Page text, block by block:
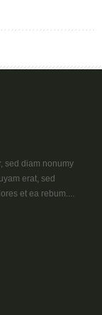
sed diam nonumy
erat, sed
et ea rebum....